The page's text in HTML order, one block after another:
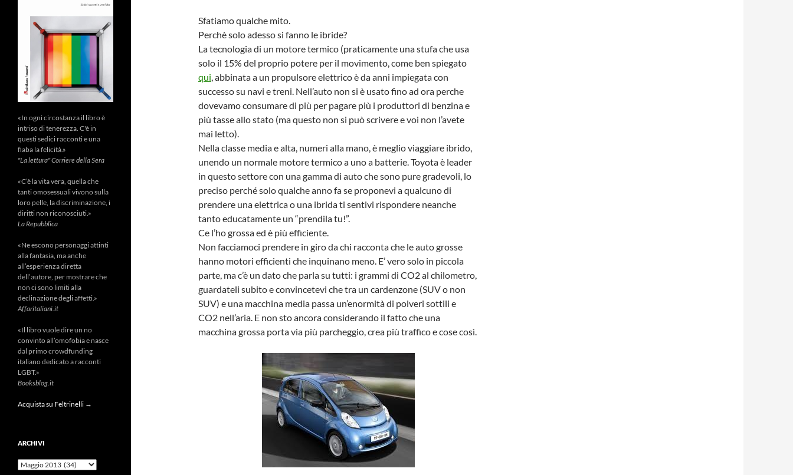
Sfatiamo qualche mito.
Perchè solo adesso si fanno le ibride?
La tecnologia di un motore termico (praticamente una stufa che usa
solo il 15% del proprio potere per il movimento, come ben spiegato
qui, abbinata a un propulsore elettrico è da anni impiegata con
successo su navi e treni. Nell’auto non si è usato fino ad ora perche
dovevamo consumare di più per pagare più i produttori di benzina e
più tasse allo stato (ma questo non si può scrivere e voi non l’avete
mai letto).
Nella classe media e alta, numeri alla mano, è meglio viaggiare ibrido,
unendo un normale motore termico a uno a batterie. Toyota è leader
in questo settore con una gamma di auto che sono pure gradevoli, lo
preciso perché solo qualche anno fa se proponevi a qualcuno di
prendere una elettrica o una ibrida ti sentivi rispondere neanche
tanto educatamente un “prendila tu!”.
Ce l’ho grossa ed è più efficiente.
Non facciamoci prendere in giro da chi racconta che le auto grosse
hanno motori efficienti che inquinano meno. E’ vero solo in piccola
parte, ma c’è un dato che parla su tutti: i grammi di CO2 al chilometro,
guardateli subito e convincetevi che tra un cardenzone (SUV o non
SUV) e una macchina media passa un’enormità di polveri sottili e
CO2 nell’aria. E non sto ancora considerando il fatto che una
macchina grossa porta via più parcheggio, crea più traffico e cose così.
«In ogni circostanza il libro è
intriso di tenerezza. C'è in
questi sedici racconti e una
fiaba la felicità.»
"La lettura" Corriere della Sera
«C’è la vita vera, quella che
tanti omosessuali vivono sulla
loro pelle, la discriminazione, i
diritti non riconosciuti.»
La Repubblica
«Ne escono personaggi attinti
alla fantasia, ma anche
all’esperienza diretta
dell’autore, per mostrare che
non ci sono limiti alla
declinazione degli affetti.»
Affaritaliani.it
«Il libro vuole dire un no
convinto all’omofobia e nasce
dal primo crowdfunding
italiano dedicato a racconti
LGBT.»
Booksblog.it
Acquista su Feltrinelli →
ARCHIVI
Archivi